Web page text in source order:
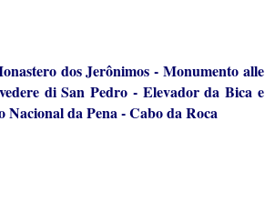
dos Jerônimos - Monumento alle
di San Pedro - Elevador da Bica e
Nacional da Pena-Cabo da Roca